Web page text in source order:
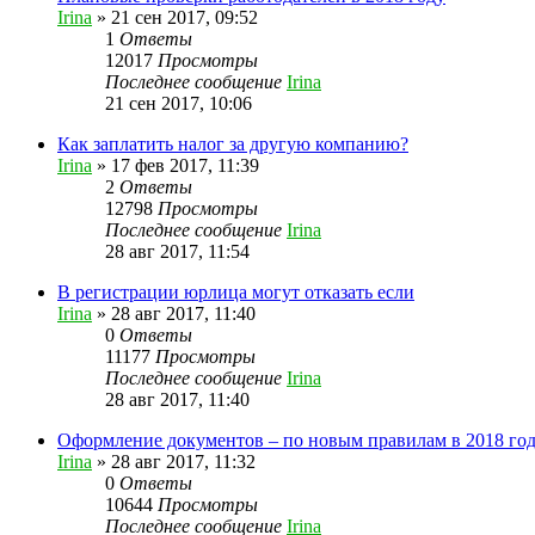
Irina » 21 сен 2017, 09:52
1 Ответы
12017 Просмотры
Последнее сообщение Irina
21 сен 2017, 10:06
Как заплатить налог за другую компанию?
Irina » 17 фев 2017, 11:39
2 Ответы
12798 Просмотры
Последнее сообщение Irina
28 авг 2017, 11:54
В регистрации юрлица могут отказать если
Irina » 28 авг 2017, 11:40
0 Ответы
11177 Просмотры
Последнее сообщение Irina
28 авг 2017, 11:40
Оформление документов – по новым правилам в 2018
Irina » 28 авг 2017, 11:32
0 Ответы
10644 Просмотры
Последнее сообщение Irina